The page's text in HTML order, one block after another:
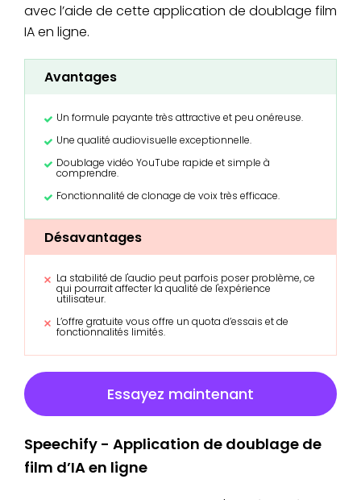
avec l’aide de cette application de doublage film
IA en ligne.
Avantages
Un formule payante très attractive et peu onéreuse.
Une qualité audiovisuelle exceptionnelle.
Doublage vidéo YouTube rapide et simple à
comprendre.
Fonctionnalité de clonage de voix très efficace.
Désavantages
La stabilité de l'audio peut parfois poser problème, ce
qui pourrait affecter la qualité de l'expérience
utilisateur.
L’offre gratuite vous offre un quota d’essais et de
fonctionnalités limités.
Essayez maintenant
Speechify - Application de doublage de
film d’IA en ligne